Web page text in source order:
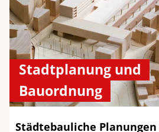
Stadtplanung und
Bauordnung
Städtebauliche